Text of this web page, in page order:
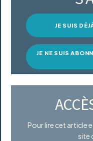
JE SUIS
JE NE SUIS
Pour lire cet article
site